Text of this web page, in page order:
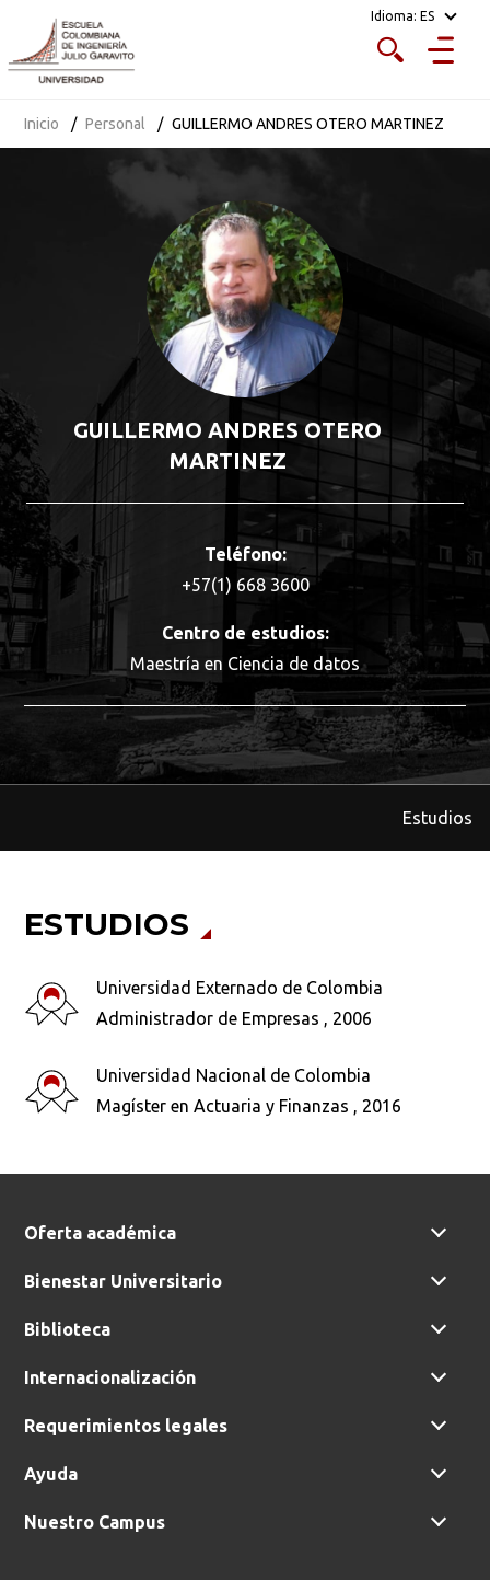
Idioma: ES
Inicio Personal GUILLERMO ANDRES OTERO MARTINEZ
GUILLERMO ANDRES OTERO
MARTINEZ
Teléfono:
+57(1) 668 3600
Centro de estudios:
Maestría en Ciencia de datos
Estudios
ESTUDIOS
Universidad Externado de Colombia
Administrador de Empresas , 2006
Universidad Nacional de Colombia
Magíster en Actuaria y Finanzas , 2016
¿Qué buscas?
Oferta académica
Bienestar Universitario
Biblioteca
Internacionalización
Requerimientos legales
Ayuda
Nuestro Campus